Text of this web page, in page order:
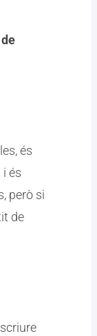
és
és
però si
de